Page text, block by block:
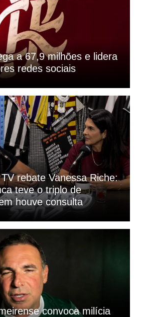
a 67,9 milhões e lidera
redes sociais
rebate Vanessa Riche:
teve o triplo de
houve consulta
convoca milícia